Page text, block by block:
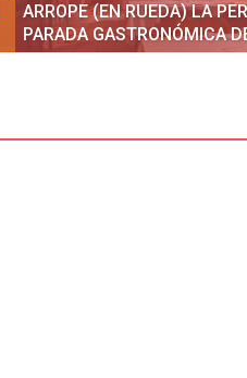
ARROPE (EN RUEDA) LA
PARADA GASTRONÓMICA